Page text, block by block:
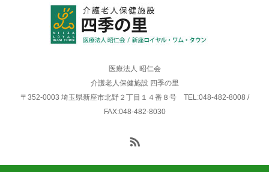
医療法人 昭仁会
介護老人保健施設 四季の里
〒352-0003 埼玉県新座市北野２丁目１４番８号 TEL:048-482-8008 /
FAX:048-482-8030